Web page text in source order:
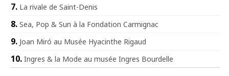
La rivale de Saint-Denis
Sea, Pop & Sun à la Fondation Carmignac
Joan Miró au Musée Hyacinthe Rigaud
Ingres & la Mode au musée Ingres Bourdelle